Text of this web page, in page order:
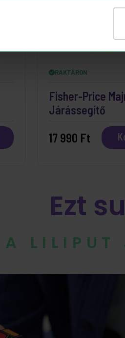
RAKTÁRON
Fisher-Price
Járássegítő
17 990 Ft
Ezt
A LILIPUT